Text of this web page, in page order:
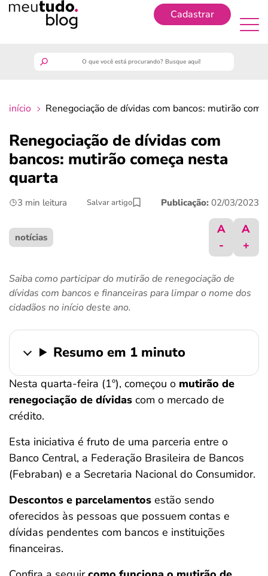
Cadastrar
finanças
benefícios
últimas notícias
ferramentas
início Renegociação de dívidas com bancos: mutirão
Renegociação de dívidas com
bancos: mutirão começa nesta
quarta
3 min leitura Salvar artigo Publicação: 02/03/2023
notícias
A
-
A
+
Saiba como participar do mutirão de renegociação de
dívidas com bancos e financeiras para limpar o nome dos
cidadãos no início deste ano.
Resumo em 1 minuto
Nesta quarta-feira (1º), começou o mutirão de
renegociação de dívidas com o mercado de
crédito.
Esta iniciativa é fruto de uma parceria entre o
Banco Central, a Federação Brasileira de Bancos
(Febraban) e a Secretaria Nacional do Consumidor.
Descontos e parcelamentos estão sendo
oferecidos às pessoas que possuem contas e
dívidas pendentes com bancos e instituições
financeiras.